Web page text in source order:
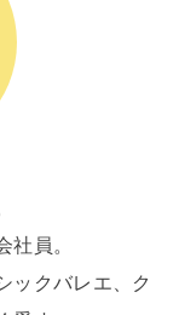
社員。
ックバレエ、ク